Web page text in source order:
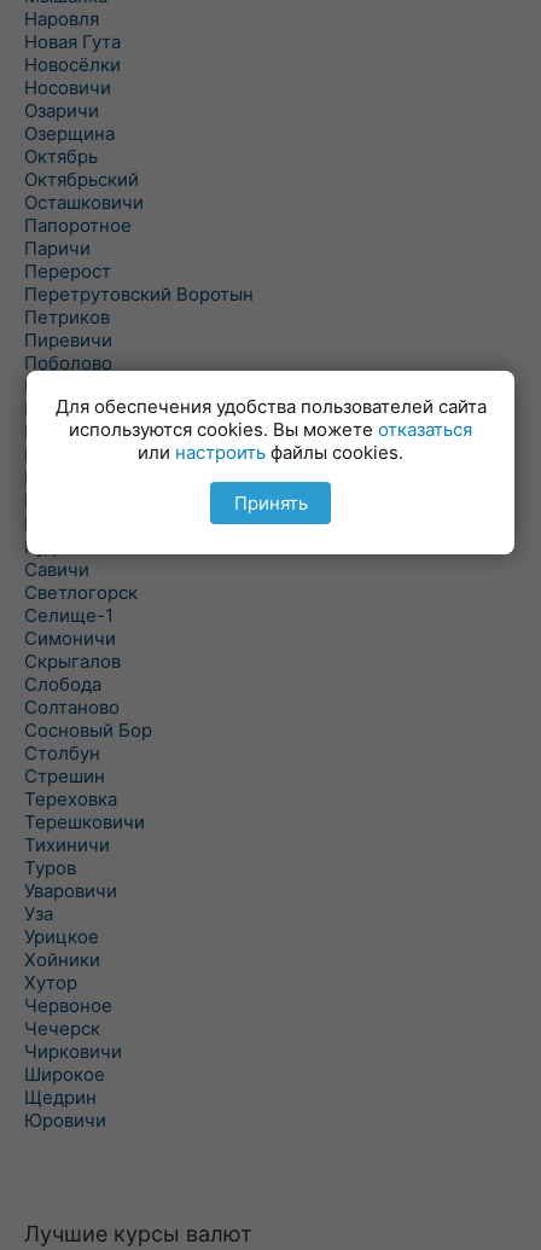
Наровля
Новая Гута
Новосёлки
Носовичи
Озаричи
Озерщина
Октябрь
Октябрьский
Осташковичи
Папоротное
Паричи
Перерост
Перетрутовский Воротын
Петриков
Пиревичи
Поболово
Поколюбичи
Полесье
Птичь
Речица
Ровенская Слобода
Рогачев
Рогинь
Рудня
Савичи
Светлогорск
Селище-1
Симоничи
Скрыгалов
Слобода
Солтаново
Сосновый Бор
Столбун
Стрешин
Тереховка
Терешковичи
Тихиничи
Туров
Уваровичи
Уза
Урицкое
Хойники
Хутор
Червоное
Чечерск
Чирковичи
Широкое
Щедрин
Юровичи
Лучшие курсы валют
Для обеспечения удобства пользователей сайта
используются cookies. Вы можете отказаться
или настроить файлы cookies.
Принять